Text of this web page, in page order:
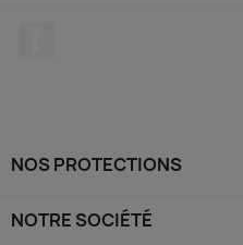
NOS PROTECTIONS
NOTRE SOCIÉTÉ